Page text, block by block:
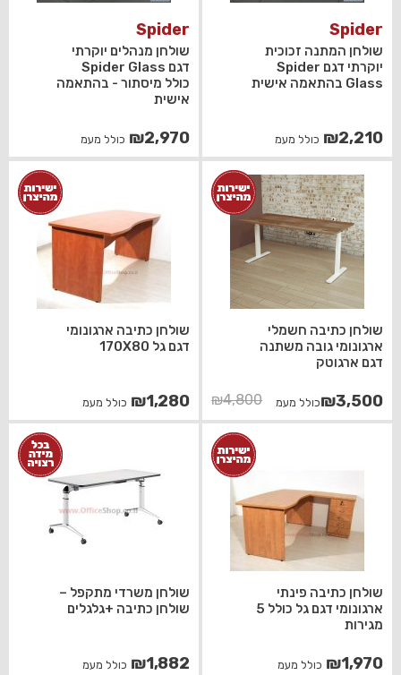
Spider
שולחן המתנה זכוכית
יוקרתי דגם Spider
Glass בהתאמה אישית
₪2,210 כולל מעמ
Spider
שולחן מנהלים יוקרתי
דגם Spider Glass
כולל מיסתור - בהתאמה
אישית
₪2,970 כולל מעמ
שולחן כתיבה חשמלי
ארגונומי גובה משתנה
דגם ארגוטק
₪4,800
המחיר
המקורי
₪3,500
המחיר
הנוכחי
כולל מעמ
שולחן כתיבה ארגונומי
דגם גל 170X80
₪1,280 כולל מעמ
שולחן כתיבה פינתי
ארגונומי דגם גל כולל 5
מגירות
₪1,970 כולל מעמ
שולחן משרדי מתקפל –
שולחן כתיבה +גלגלים
₪1,882 כולל מעמ